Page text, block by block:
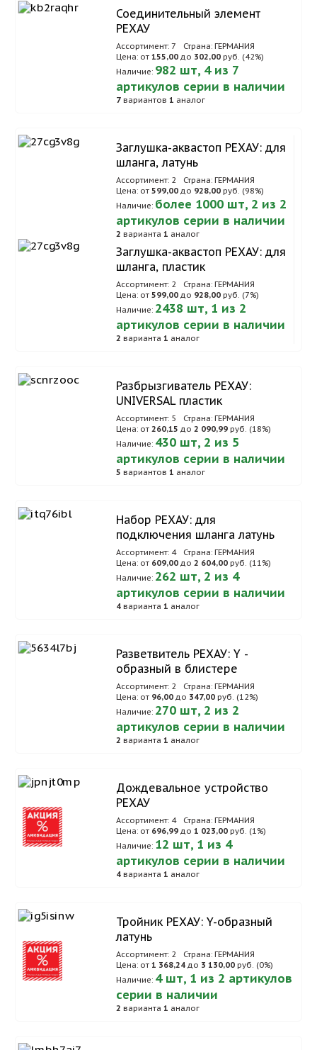
Соединительный элемент
РЕХАУ
Ассортимент: 7
Страна: ГЕРМАНИЯ
Цена: от 155,00 до 302,00 руб. (42%)
Наличие: 982 шт, 4 из 7
артикулов серии в наличии
7 вариантов 1 аналог
Заглушка-аквастоп РЕХАУ: для
шланга, латунь
Ассортимент: 2
Страна: ГЕРМАНИЯ
Цена: от 599,00 до 928,00 руб. (98%)
Наличие: более 1000 шт, 2 из 2
артикулов серии в наличии
2 варианта 1 аналог
Заглушка-аквастоп РЕХАУ: для
шланга, пластик
Ассортимент: 2
Страна: ГЕРМАНИЯ
Цена: от 599,00 до 928,00 руб. (7%)
Наличие: 2438 шт, 1 из 2
артикулов серии в наличии
2 варианта 1 аналог
Разбрызгиватель РЕХАУ:
UNIVERSAL пластик
Ассортимент: 5
Страна: ГЕРМАНИЯ
Цена: от 260,15 до 2 090,99 руб. (18%)
Наличие: 430 шт, 2 из 5
артикулов серии в наличии
5 вариантов 1 аналог
Набор РЕХАУ: для
подключения шланга латунь
Ассортимент: 4
Страна: ГЕРМАНИЯ
Цена: от 609,00 до 2 604,00 руб. (11%)
Наличие: 262 шт, 2 из 4
артикулов серии в наличии
4 варианта 1 аналог
Разветвитель РЕХАУ: Y -
образный в блистере
Ассортимент: 2
Страна: ГЕРМАНИЯ
Цена: от 96,00 до 347,00 руб. (12%)
Наличие: 270 шт, 2 из 2
артикулов серии в наличии
2 варианта 1 аналог
Дождевальное устройство
РЕХАУ
Ассортимент: 4
Страна: ГЕРМАНИЯ
Цена: от 696,99 до 1 023,00 руб. (1%)
Наличие: 12 шт, 1 из 4
артикулов серии в наличии
4 варианта 1 аналог
Тройник РЕХАУ: Y-образный
латунь
Ассортимент: 2
Страна: ГЕРМАНИЯ
Цена: от 1 368,24 до 3 130,00 руб. (0%)
Наличие: 4 шт, 1 из 2 артикулов
серии в наличии
2 варианта 1 аналог